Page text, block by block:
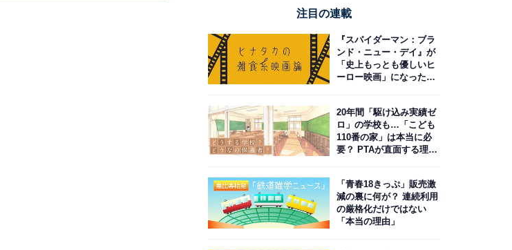
注目の連載
『スパイダーマン：ブラ
ンド・ニュー・デイ』が
「史上もっとも優しいヒ
ーロー映画」になった理
20年間「駆け込み実績ゼ
ロ」の学校も…「こども
110番の家」は本当に必
要？ PTAが直面する理想
「青春18きっぷ」販売激
減の裏に何が？ 連続利用
の厳格化だけではない
「本当の理由」